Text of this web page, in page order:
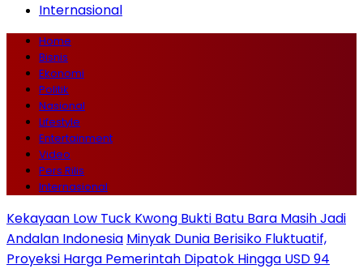
Internasional
Home
Bisnis
Ekonomi
Politik
Nasional
Lifestyle
Entertainment
Video
Pers Rilis
Internasional
Kekayaan Low Tuck Kwong Bukti Batu Bara Masih Jadi
Andalan Indonesia Minyak Dunia Berisiko Fluktuatif,
Proyeksi Harga Pemerintah Dipatok Hingga USD 94